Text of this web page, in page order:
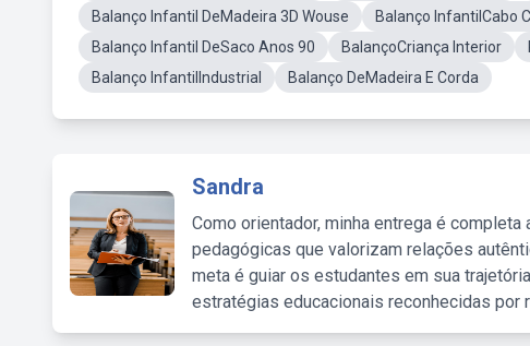
Balanço Infantil DeMadeira 3D Wouse
Balanço InfantilCabo
Balanço Infantil DeSaco Anos 90
BalançoCriança Interior
Balanço InfantilIndustrial
Balanço DeMadeira E Corda
Sandra
Como orientador, minha entrega é
pedagógicas que valorizam relações
meta é guiar os estudantes em sua
estratégias educacionais reconhecidas por